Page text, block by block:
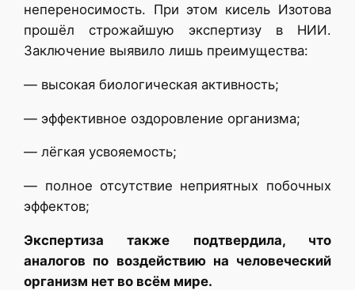
непереносимость. При этом кисель Изотова
прошёл строжайшую экспертизу в НИИ.
Заключение выявило лишь преимущества:
— высокая биологическая активность;
— эффективное оздоровление организма;
— лёгкая усвояемость;
— полное отсутствие неприятных побочных
эффектов;
Экспертиза также подтвердила, что
аналогов по воздействию на человеческий
организм нет во всём мире.